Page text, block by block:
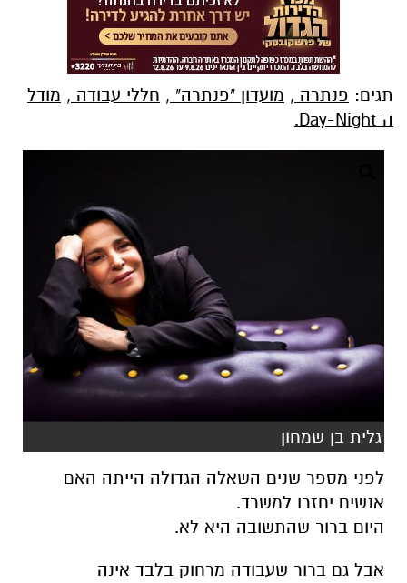
תגים: פנתרה , מועדון "פנתרה" , חללי עבודה , מודל
ה־Day-Night.
גלית בן שמחון
לפני מספר שנים השאלה הגדולה הייתה האם
אנשים יחזרו למשרד.
היום ברור שהתשובה היא לא.
אבל גם ברור שעבודה מרחוק בלבד אינה